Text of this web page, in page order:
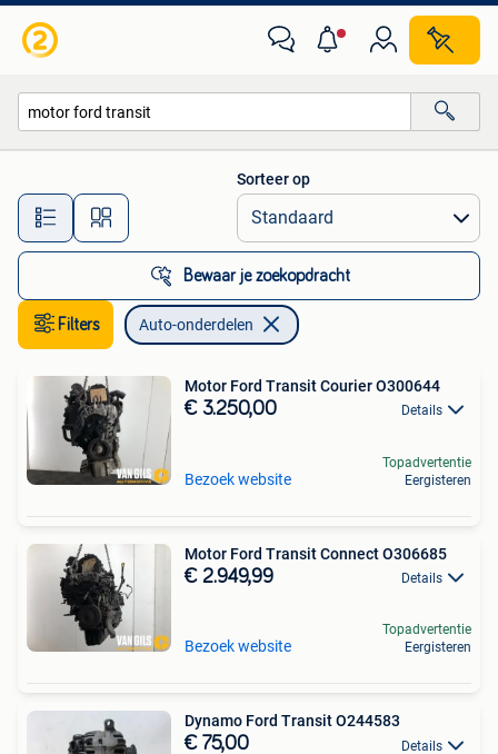
Alle afstanden…
Sorteer op
Bewaar je zoekopdracht
Filters Auto-onderdelen
Motor Ford Transit Courier O300644
€ 3.250,00 Details
Bezoek website
Topadvertentie
Eergisteren
Motor Ford Transit Connect O306685
€ 2.949,99 Details
Bezoek website
Topadvertentie
Eergisteren
Dynamo Ford Transit O244583
€ 75,00 Details